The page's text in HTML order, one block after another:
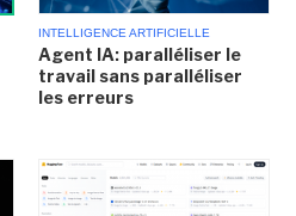
INTELLIGENCE ARTIFICIELLE
Agent IA: paralléliser le
travail sans paralléliser
les erreurs